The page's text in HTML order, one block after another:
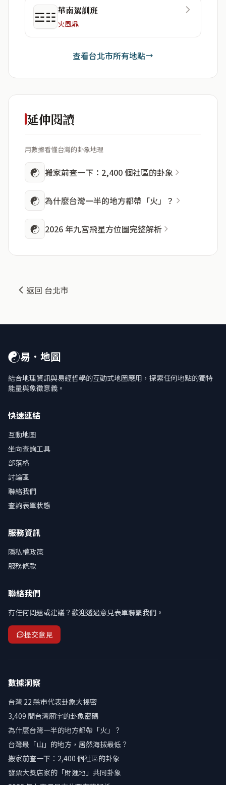
☲☷華南駕訓班
火風鼎
查看台北市所有地點
延伸閱讀
用數據看懂台灣的卦象地理
☯ 搬家前查一下：2,400 個社區的卦象
☯ 為什麼台灣一半的地方都帶「火」？
☯ 2026 年九宮飛星方位圖完整解析
返回 台北市
☯易．地圖
結合地理資訊與易經哲學的互動式地圖應用，探索任何地點的獨特
能量與象徵意義。
快速連結
互動地圖
坐向查詢工具
部落格
討論區
聯絡我們
查詢表單狀態
服務資訊
隱私權政策
服務條款
聯絡我們
有任何問題或建議？歡迎透過意見表單聯繫我們。
提交意見
數據洞察
台灣 22 縣市代表卦象大揭密
3,409 間台灣廟宇的卦象密碼
為什麼台灣一半的地方都帶「火」？
台灣最「山」的地方，居然海拔最低？
搬家前查一下：2,400 個社區的卦象
發票大獎店家的「財運地」共同卦象